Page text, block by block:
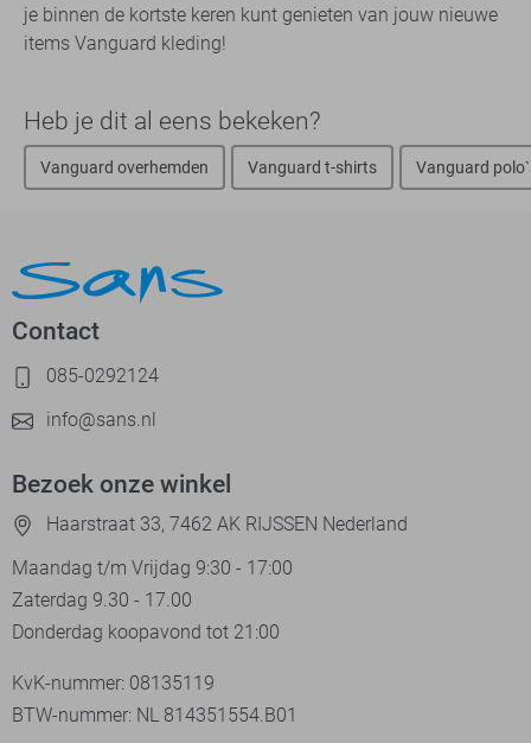
je binnen de kortste keren kunt genieten van jouw nieuwe
items Vanguard kleding!
Heb je dit al eens bekeken?
Vanguard overhemden Vanguard t-shirts Vanguard
Contact
085-0292124
info@sans.nl
Bezoek onze winkel
Haarstraat 33, 7462 AK RIJSSEN Nederland
Maandag t/m Vrijdag 9:30 - 17:00
Zaterdag 9.30 - 17.00
Donderdag koopavond tot 21:00
KvK-nummer: 08135119
BTW-nummer: NL 814351554.B01